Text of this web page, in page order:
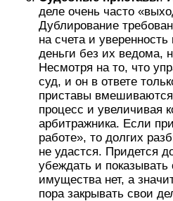
деле очень часто
Дублирование
на счета и
деньги без их ведома,
Несмотря на то, что
суд, и он в ответе
приставы
процесс и увеличивая
арбитражника. Если
работе», то долгих
не удастся. Придется
убеждать и показывать
имущества нет, а
пора закрывать свои